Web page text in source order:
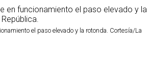
el paso elevado y la rotonda. Cortesía/La